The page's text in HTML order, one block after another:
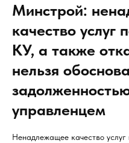
Минстрой:
качество
КУ, а также
нельзя
управленцем
Ненадлежащее качество